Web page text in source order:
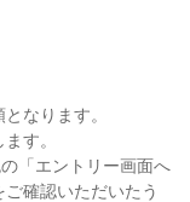
なります。
す。
「エントリー画面へ
確認いただいたう